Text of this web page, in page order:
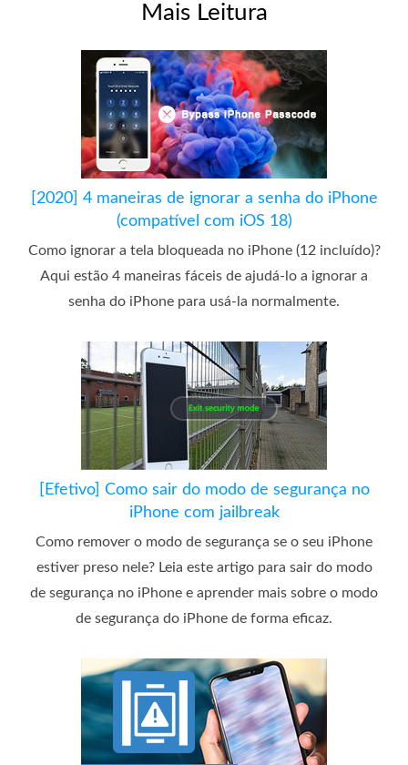
Mais Leitura
[2020] 4 maneiras de ignorar a senha do iPhone
(compatível com iOS 18)
Como ignorar a tela bloqueada no iPhone (12 incluído)?
Aqui estão 4 maneiras fáceis de ajudá-lo a ignorar a
senha do iPhone para usá-la normalmente.
[Efetivo] Como sair do modo de segurança no
iPhone com jailbreak
Como remover o modo de segurança se o seu iPhone
estiver preso nele? Leia este artigo para sair do modo
de segurança no iPhone e aprender mais sobre o modo
de segurança do iPhone de forma eficaz.